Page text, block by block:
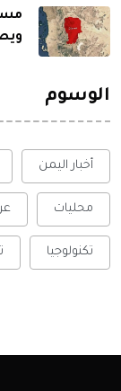
الوسوم
أخبار اليمن
محليات
تكنولوجيا